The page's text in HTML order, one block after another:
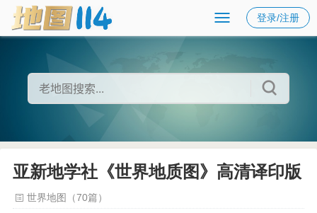
登录/注册
亚新地学社《世界地质图》高清译印版
世界地图（70篇）